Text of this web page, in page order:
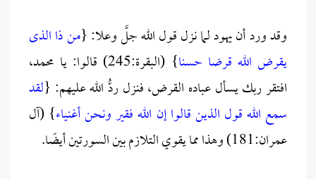
وقد ورد أن يهود لما نزل قول الله جلَّ وعلا: {من ذا الذى
يقرض الله قرضا حسنا
} (البقرة:245) قالوا: يا محمد،
افتقر ربك يسأل عباده القرض، فنزل ردُّ الله عليهم: {لقد
سمع الله قول الذين قالوا إن الله فقير ونحن أغنياء} (آل
عمران:181) وهذا مما يقوي التلازم بين السورتين أيضًا.